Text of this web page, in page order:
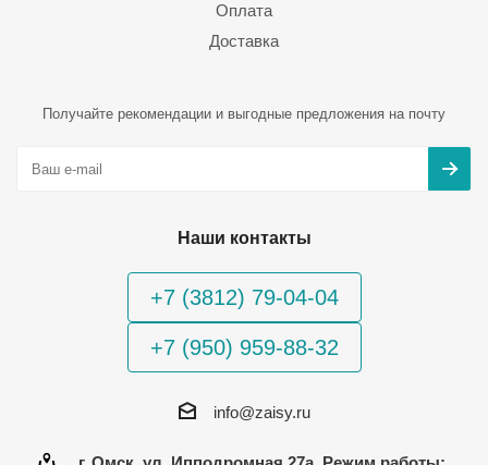
Оплата
Доставка
Получайте рекомендации и выгодные предложения на почту
Наши контакты
+7 (3812) 79-04-04
+7 (950) 959-88-32
info@zaisy.ru